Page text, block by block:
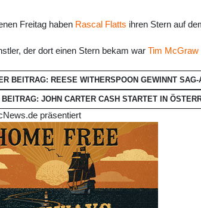
Freitag haben Rascal Flatts ihren Stern auf
der dort einen Stern bekam war Tim McGraw
BEITRAG: REESE WITHERSPOON GEWINNT SAG-
BEITRAG: JOHN CARTER CASH STARTET IN
präsentiert